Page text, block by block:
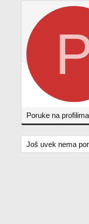
Poruke na profilima
Još uvek nema